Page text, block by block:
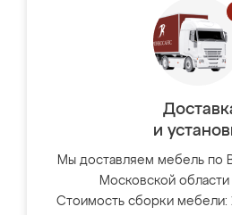
и
Мы доставляем мебель по
Московской области
Стоимость сборки мебели: